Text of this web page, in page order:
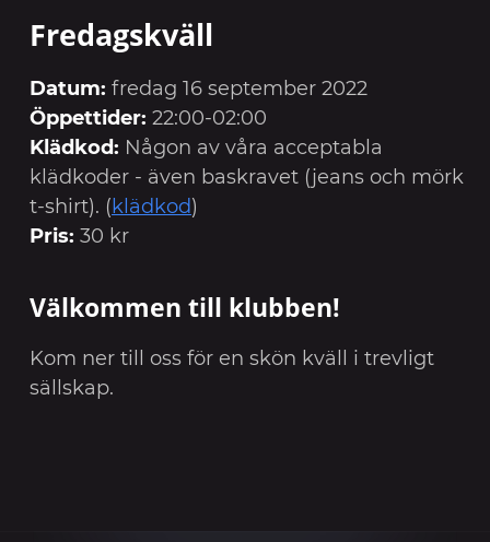
Fredagskväll
Datum: fredag 16 september 2022
Öppettider: 22:00-02:00
Klädkod: Någon av våra acceptabla
klädkoder - även baskravet (jeans och mörk
t-shirt). (klädkod)
Pris: 30 kr
Välkommen till klubben!
Kom ner till oss för en skön kväll i trevligt
sällskap.